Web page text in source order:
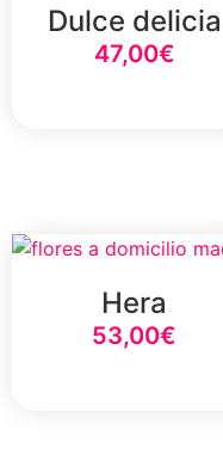
Dulce delicia
47,00€
Hera
53,00€